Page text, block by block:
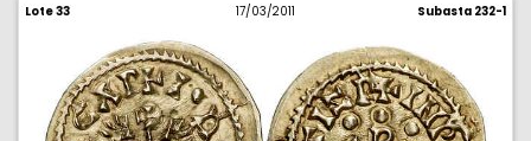
Lote 33 17/03/2011 Subasta 232-1